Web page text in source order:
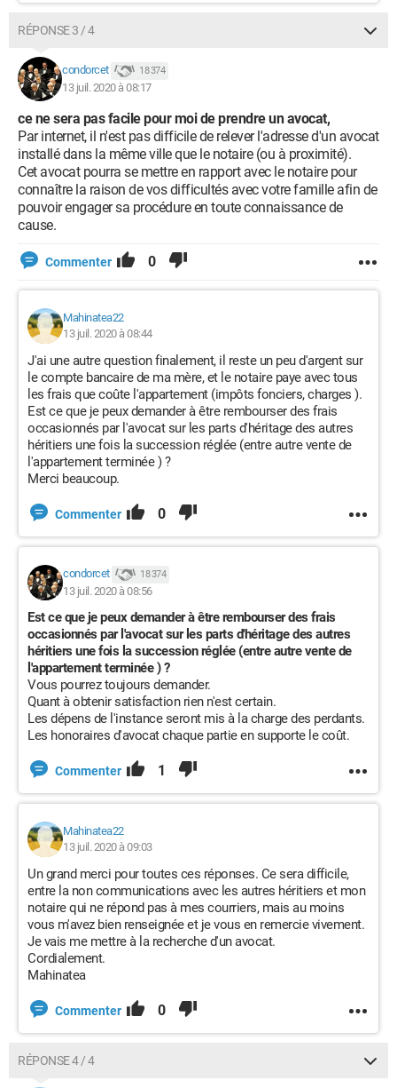
RÉPONSE 3 / 4
condorcet 18 374
13 juil. 2020 à 08:17
ce ne sera pas facile pour moi de prendre un avocat,
Par internet, il n'est pas difficile de relever l'adresse d'un avocat
installé dans la même ville que le notaire (ou à proximité).
Cet avocat pourra se mettre en rapport avec le notaire pour
connaître la raison de vos difficultés avec votre famille afin de
pouvoir engager sa procédure en toute connaissance de
cause.
Commenter 0
Mahinatea22
13 juil. 2020 à 08:44
J'ai une autre question finalement, il reste un peu d'argent sur
le compte bancaire de ma mère, et le notaire paye avec tous
les frais que coûte l'appartement (impôts fonciers, charges ).
Est ce que je peux demander à être rembourser des frais
occasionnés par l'avocat sur les parts d'héritage des autres
héritiers une fois la succession réglée (entre autre vente de
l'appartement terminée ) ?
Merci beaucoup.
Commenter 0
condorcet 18 374
13 juil. 2020 à 08:56
Est ce que je peux demander à être rembourser des frais
occasionnés par l'avocat sur les parts d'héritage des autres
héritiers une fois la succession réglée (entre autre vente de
l'appartement terminée ) ?
Vous pourrez toujours demander.
Quant à obtenir satisfaction rien n'est certain.
Les dépens de l'instance seront mis à la charge des perdants.
Les honoraires d'avocat chaque partie en supporte le coût.
Commenter 1
Mahinatea22
13 juil. 2020 à 09:03
Un grand merci pour toutes ces réponses. Ce sera difficile,
entre la non communications avec les autres héritiers et mon
notaire qui ne répond pas à mes courriers, mais au moins
vous m'avez bien renseignée et je vous en remercie vivement.
Je vais me mettre à la recherche d'un avocat.
Cordialement.
Mahinatea
Commenter 0
RÉPONSE 4 / 4